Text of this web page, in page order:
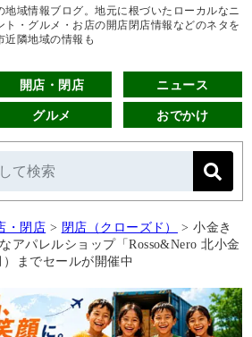
地域情報ブログ。地元に根づいたローカルなニ
ト・グルメ・お店の開店閉店情報などのネタを
近隣地域の情報も
開店・閉店 ニュース
グルメ おでかけ
・閉店 > 閉店（クローズド） > 小金き
アパレルショップ「Rosso&Nero 北小金
までセールが開催中